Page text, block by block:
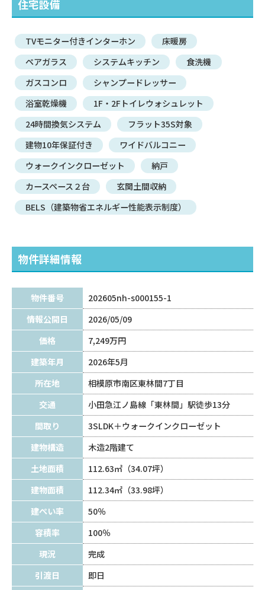
住宅設備
TVモニター付きインターホン
床暖房
ペアガラス
システムキッチン
食洗機
ガスコンロ
シャンプードレッサー
浴室乾燥機
1F・2Fトイレウォシュレット
24時間換気システム
フラット35S対象
建物10年保証付き
ワイドバルコニー
ウォークインクローゼット
納戸
カースペース２台
玄関土間収納
BELS（建築物省エネルギー性能表示制度）
物件詳細情報
物件番号
202605nh-s000155-1
情報公開日
2026/05/09
価格
7,249万円
建築年月
2026年5月
所在地
相模原市南区東林間7丁目
交通
小田急江ノ島線「東林間」駅徒歩13分
間取り
3SLDK＋ウォークインクローゼット
建物構造
木造2階建て
土地面積
112.63㎡（34.07坪）
建物面積
112.34㎡（33.98坪）
建ぺい率
50％
容積率
100％
現況
完成
引渡日
即日